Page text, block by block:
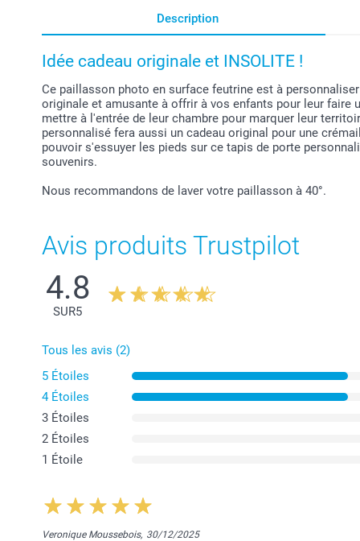
Description
Idée cadeau originale et INSOLITE !
Ce paillasson photo en surface feutrine est à
originale et amusante à offrir à vos enfants pour leur faire
mettre à l'entrée de leur chambre pour marquer leur
personnalisé fera aussi un cadeau original pour une
pouvoir s'essuyer les pieds sur ce tapis de porte
souvenirs.
Nous recommandons de laver votre paillasson à 40°.
Avis produits Trustpilot
4.8
SUR5
Tous les avis (2)
5 Étoiles
4 Étoiles
3 Étoiles
2 Étoiles
1 Étoile
Veronique Moussebois, 30/12/2025